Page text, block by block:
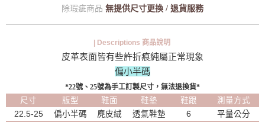
除瑕疵商品 無提供尺寸更換 / 退貨服務
| Descriptions 商品說明
皮革表面皆有些許折痕純屬正常現象
偏小半碼
*22號、25號為手工訂製尺寸，無法退換貨*
尺寸 版型 鞋面 鞋墊 鞋跟
測量方式
22.5-25
偏小半碼 麂皮絨 透氣鞋墊 6
平量公分